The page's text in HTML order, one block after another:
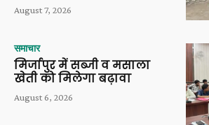
August 7, 2026
समाचार
मिर्जापुर में सब्जी व मसाला
खेती को मिलेगा बढ़ावा
August 6, 2026